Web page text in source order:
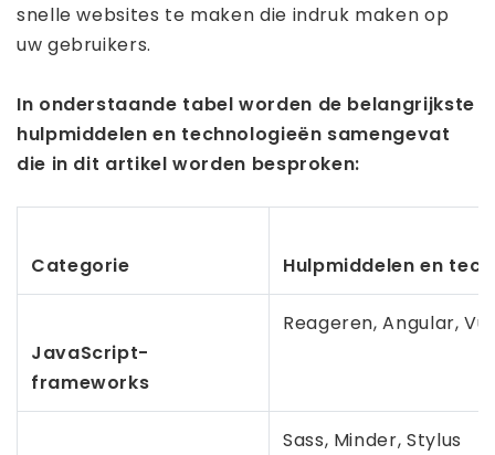
snelle websites te maken die indruk maken op
uw gebruikers.
In onderstaande tabel worden de belangrijkste
hulpmiddelen en technologieën samengevat
die in dit artikel worden besproken:
Categorie Hulpmiddelen en
JavaScript-
frameworks
Reageren, Angular,
Sass, Minder, Stylus